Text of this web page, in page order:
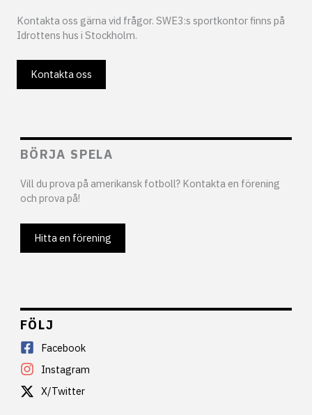
Kontakta oss gärna vid frågor. SWE3:s sportkontor finns på
Idrottens hus i Stockholm.
Kontakta oss
BÖRJA SPELA
Vill du prova på amerikansk fotboll? Kontakta en förening
och prova på!
Hitta en förening
FÖLJ
Facebook
Instagram
X/Twitter